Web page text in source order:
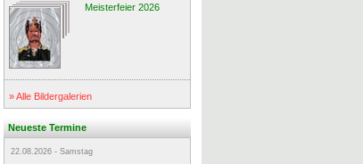
Meisterfeier 2026
» Alle Bildergalerien
Neueste Termine
22.08.2026 - Samstag